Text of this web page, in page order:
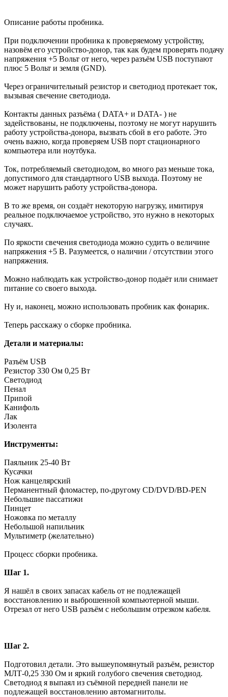
Описание работы пробника.
При подключении пробника к проверяемому устройству,
назовём его устройство-донор, так как будем проверять подачу
напряжения +5 Вольт от него, через разъём USB поступают
плюс 5 Вольт и земля (GND).
Через ограничительный резистор и светодиод протекает ток,
вызывая свечение светодиода.
Контакты данных разъёма ( DATA+ и DATA- ) не
задействованы, не подключены, поэтому не могут нарушить
работу устройства-донора, вызвать сбой в его работе. Это
очень важно, когда проверяем USB порт стационарного
компьютера или ноутбука.
Ток, потребляемый светодиодом, во много раз меньше тока,
допустимого для стандартного USB выхода. Поэтому не
может нарушить работу устройства-донора.
В то же время, он создаёт некоторую нагрузку, имитируя
реальное подключаемое устройство, это нужно в некоторых
случаях.
По яркости свечения светодиода можно судить о величине
напряжения +5 В. Разумеется, о наличии / отсутствии этого
напряжения.
Можно наблюдать как устройство-донор подаёт или снимает
питание со своего выхода.
Ну и, наконец, можно использовать пробник как фонарик.
Теперь расскажу о сборке пробника.
Детали и материалы:
Разъём USB
Резистор 330 Ом 0,25 Вт
Светодиод
Пенал
Припой
Канифоль
Лак
Изолента
Инструменты:
Паяльник 25-40 Вт
Кусачки
Нож канцелярский
Перманентный фломастер, по-другому CD/DVD/BD-PEN
Небольшие пассатижи
Пинцет
Ножовка по металлу
Небольшой напильник
Мультиметр (желательно)
Процесс сборки пробника.
Шаг 1.
Я нашёл в своих запасах кабель от не подлежащей
восстановлению и выброшенной компьютерной мыши.
Отрезал от него USB разъём с небольшим отрезком кабеля.
Шаг 2.
Подготовил детали. Это вышеупомянутый разъём, резистор
МЛТ-0,25 330 Ом и яркий голубого свечения светодиод.
Светодиод я выпаял из съёмной передней панели не
подлежащей восстановлению автомагнитолы.